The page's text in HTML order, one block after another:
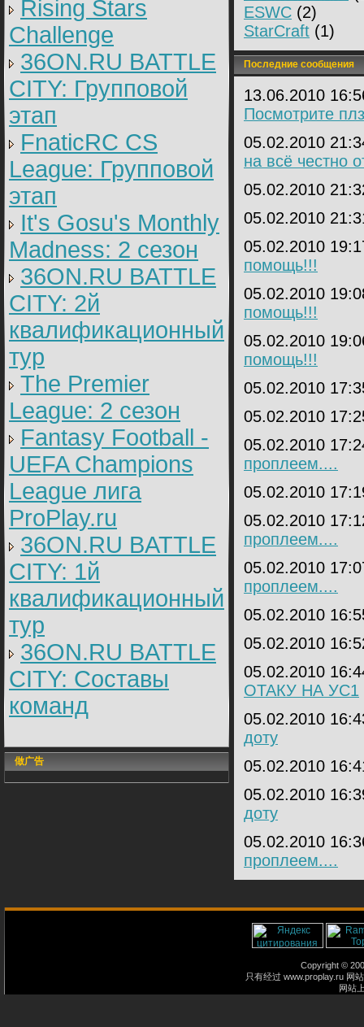
Rising Stars
Challenge
36ON.RU BATTLE
CITY: Групповой
этап
FnaticRC CS
League: Групповой
этап
It's Gosu's Monthly
Madness: 2 сезон
36ON.RU BATTLE
CITY: 2й
квалификационный
тур
The Premier
League: 2 cезон
Fantasy Football -
UEFA Champions
League лига
ProPlay.ru
36ON.RU BATTLE
CITY: 1й
квалификационный
тур
36ON.RU BATTLE
CITY: Составы
команд
做广告
ESWC (2)
StarCraft (1)
Последние сообщения
13.06.2010
Посмотрите
05.02.2010
на всё честно
05.02.2010
05.02.2010
05.02.2010
помощь!!!
05.02.2010
помощь!!!
05.02.2010
помощь!!!
05.02.2010
05.02.2010
05.02.2010
проплеем....
05.02.2010
05.02.2010
проплеем....
05.02.2010
проплеем....
05.02.2010
05.02.2010
05.02.2010
ОТАКУ НА УС1
05.02.2010
доту
05.02.2010
05.02.2010
доту
05.02.2010
проплеем....
Copyright ©
只有经过 www.proplay.ru 网
网站